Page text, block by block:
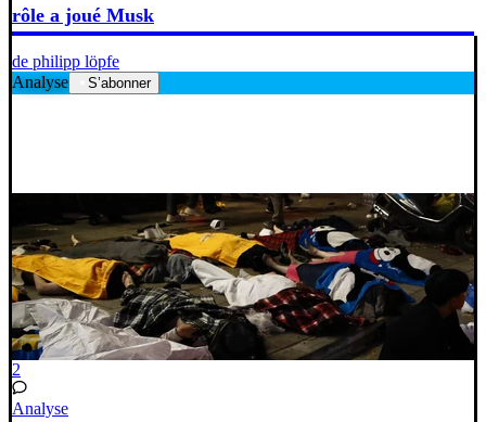
rôle a joué Musk
de philipp löpfe
Analyse
S’abonner
2
Analyse